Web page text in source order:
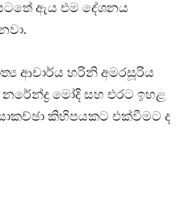
ඇය එම දේශනය
ආචාර්ය හරිනි අමරසූරිය
නරේන්ද්‍ර මෝදි සහ එරට ඉහළ
කිහිපයකට එක්වීමට ද